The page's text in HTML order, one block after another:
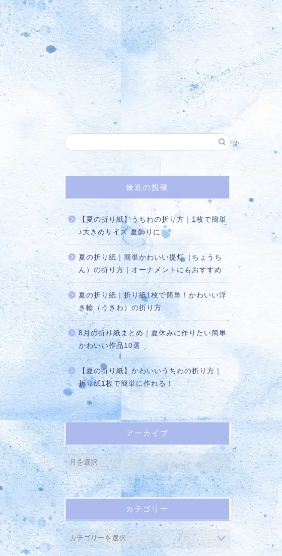
最近の投稿
【夏の折り紙】うちわの折り方｜1枚で簡単
♪大きめサイズ 夏飾りに
夏の折り紙｜簡単かわいい提灯（ちょうち
ん）の折り方｜オーナメントにもおすすめ
夏の折り紙｜折り紙1枚で簡単！かわいい浮
き輪（うきわ）の折り方
8月の折り紙まとめ｜夏休みに作りたい簡単
かわいい作品10選
【夏の折り紙】かわいいうちわの折り方｜
折り紙1枚で簡単に作れる！
アーカイブ
カテゴリー